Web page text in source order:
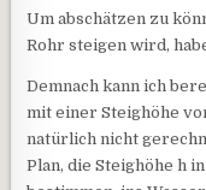
Um abschätzen zu
Rohr steigen wird,
Demnach kann ich
mit einer Steighöhe
natürlich nicht
Plan, die Steighöhe h